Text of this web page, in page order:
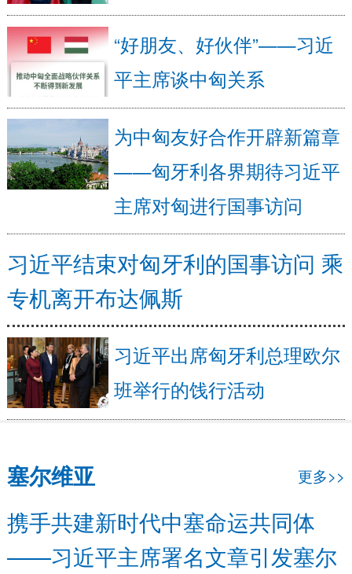
“好朋友、好伙伴”——习近
平主席谈中匈关系
为中匈友好合作开辟新篇章
——匈牙利各界期待习近平
主席对匈进行国事访问
习近平结束对匈牙利的国事访问 乘
专机离开布达佩斯
习近平出席匈牙利总理欧尔
班举行的饯行活动
塞尔维亚 更多>>
携手共建新时代中塞命运共同体
——习近平主席署名文章引发塞尔